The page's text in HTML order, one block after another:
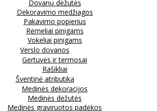
Dovanų dėžutės
Dekoravimo medžiagos
Pakavimo popierius
Rėmeliai pinigams
Vokeliai pinigams
Verslo dovanos
Gertuvės ir termosai
Rašikliai
Šventinė atributika
Medinės dekoracijos
Medinės dėžutės
Medinės graviruotos padėkos